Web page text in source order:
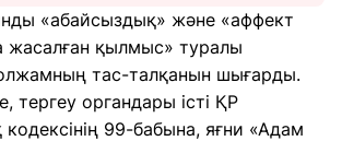
«абайсыздық» және «аффект
жасалған қылмыс» туралы
тас-талқанын шығарды.
тергеу органдары істі ҚР
99-бабына, яғни «Адам